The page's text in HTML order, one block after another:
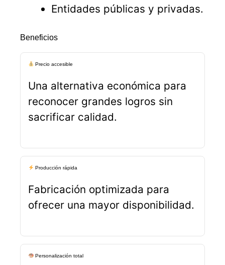
Entidades públicas y privadas.
Beneficios
Precio accesible
Una alternativa económica para
reconocer grandes logros sin
sacrificar calidad.
Producción rápida
Fabricación optimizada para
ofrecer una mayor disponibilidad.
Personalización total